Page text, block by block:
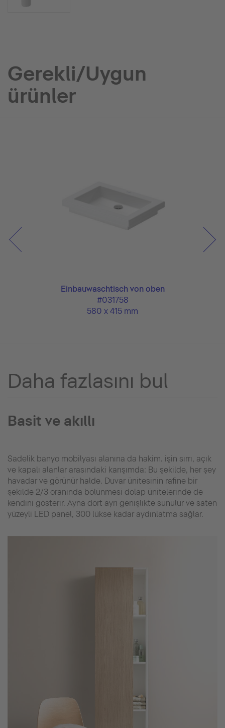
Gerekli/Uygun
ürünler
Einbauwaschtisch von oben
#031758
580 x 415 mm
Daha fazlasını bul
Basit ve akıllı
Sadelik banyo mobilyası alanına da hakim. işin sırrı, açık
ve kapalı alanlar arasındaki karışımda: Bu şekilde, her şey
havadar ve görünür halde. Duvar ünitesinin rafine bir
şekilde 2/3 oranında bölünmesi dolap ünitelerinde de
kendini gösterir. Ayna dört ayrı genişlikte sunulur ve saten
yüzeyli LED panel, 300 lükse kadar aydınlatma sağlar.